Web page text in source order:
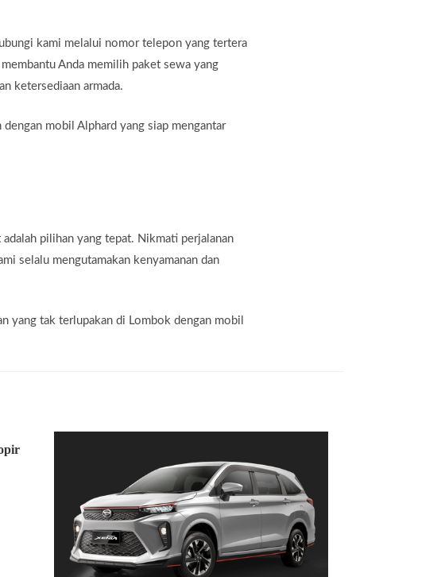
kami melalui nomor telepon yang tertera
Anda memilih paket sewa yang
ketersediaan armada.
mobil Alphard yang siap mengantar
adalah pilihan yang tepat. Nikmati perjalanan
selalu mengutamakan kenyamanan dan
yang tak terlupakan di Lombok dengan mobil